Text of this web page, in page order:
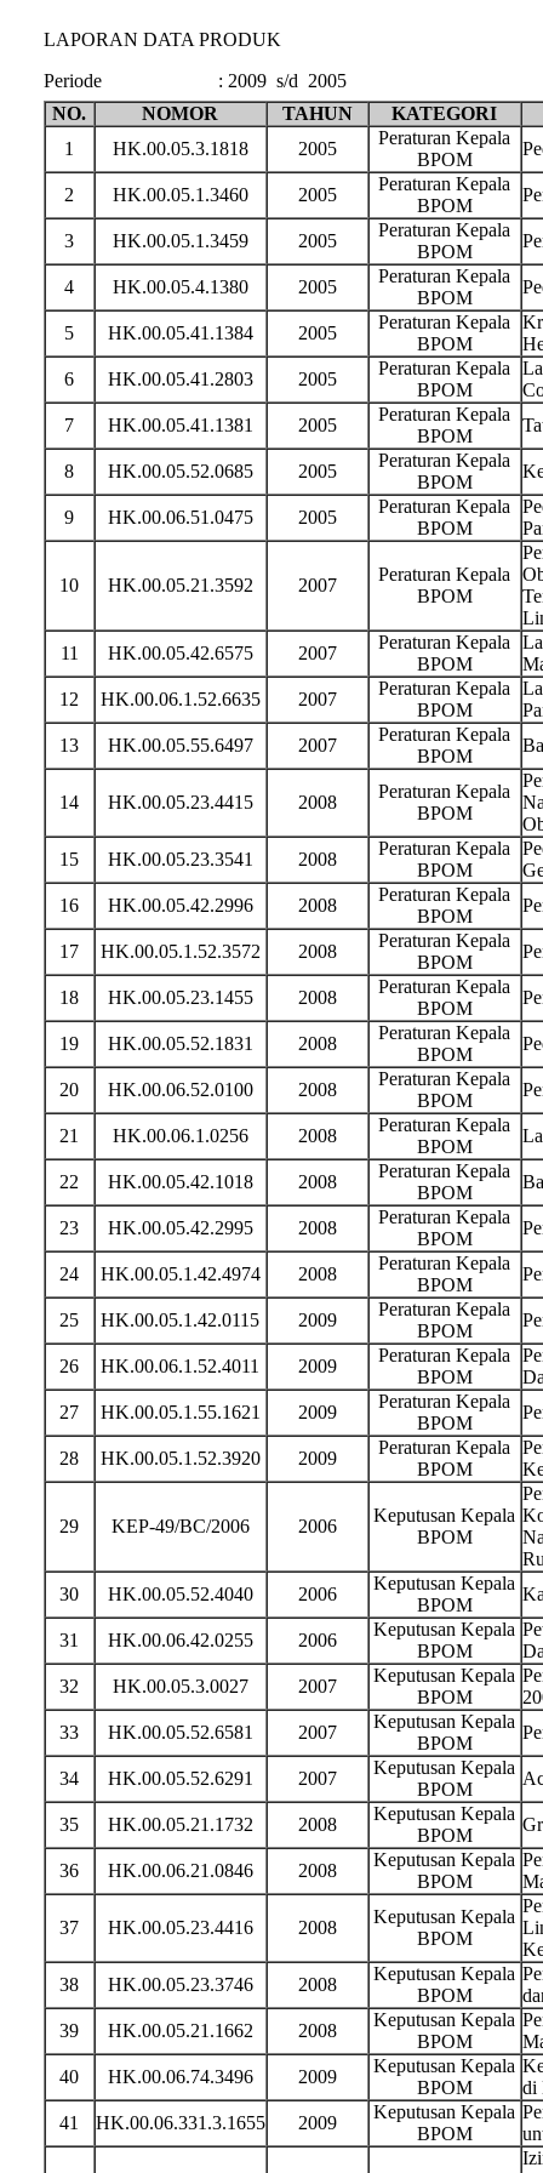
LAPORAN DATA PRODUK
Periode
: 2009 s/d 2005
NO.
NOMOR TAHUN
KATEGORI
1
HK.00.05.3.1818 2005
Peraturan Kepala
BPOM
2 HK.00.05.1.3460 2005
Peraturan Kepala
BPOM
3 HK.00.05.1.3459 2005
Peraturan Kepala
BPOM
4 HK.00.05.4.1380 2005
Peraturan Kepala
BPOM
5 HK.00.05.41.1384 2005
Peraturan Kepala
BPOM
6
HK.00.05.41.2803 2005
Peraturan Kepala
BPOM
7
HK.00.05.41.1381 2005
Peraturan Kepala
BPOM
8 HK.00.05.52.0685 2005
Peraturan Kepala
BPOM
9 HK.00.06.51.0475 2005
Peraturan Kepala
BPOM
10 HK.00.05.21.3592 2007
Peraturan Kepala
BPOM
11
HK.00.05.42.6575 2007
Peraturan Kepala
BPOM
12
HK.00.06.1.52.6635 2007
Peraturan Kepala
BPOM
13
HK.00.05.55.6497 2007
Peraturan Kepala
BPOM
14 HK.00.05.23.4415 2008
Peraturan Kepala
BPOM
15
HK.00.05.23.3541 2008
Peraturan Kepala
BPOM
16
HK.00.05.42.2996 2008
Peraturan Kepala
BPOM
17 HK.00.05.1.52.3572 2008
Peraturan Kepala
BPOM
18 HK.00.05.23.1455 2008
Peraturan Kepala
BPOM
19 HK.00.05.52.1831 2008
Peraturan Kepala
BPOM
20 HK.00.06.52.0100 2008
Peraturan Kepala
BPOM
21 HK.00.06.1.0256 2008
Peraturan Kepala
BPOM
22 HK.00.05.42.1018 2008
Peraturan Kepala
BPOM
23 HK.00.05.42.2995 2008
Peraturan Kepala
BPOM
24 HK.00.05.1.42.4974 2008
Peraturan Kepala
BPOM
25 HK.00.05.1.42.0115 2009
Peraturan Kepala
BPOM
26 HK.00.06.1.52.4011 2009
Peraturan Kepala
BPOM
27
HK.00.05.1.55.1621 2009
Peraturan Kepala
BPOM
28 HK.00.05.1.52.3920 2009
Peraturan Kepala
BPOM
29 KEP-49/BC/2006 2006
Keputusan Kepala
BPOM
30
HK.00.05.52.4040 2006
Keputusan Kepala
BPOM
31 HK.00.06.42.0255 2006
Keputusan Kepala
BPOM
32
HK.00.05.3.0027 2007
Keputusan Kepala
BPOM
33
HK.00.05.52.6581 2007
Keputusan Kepala
BPOM
34 HK.00.05.52.6291 2007
Keputusan Kepala
BPOM
35 HK.00.05.21.1732 2008
Keputusan Kepala
BPOM
36 HK.00.06.21.0846 2008
Keputusan Kepala
BPOM
37 HK.00.05.23.4416 2008
Keputusan Kepala
BPOM
38
HK.00.05.23.3746 2008
Keputusan Kepala
BPOM
39
HK.00.05.21.1662 2008
Keputusan Kepala
BPOM
40
HK.00.06.74.3496 2009
Keputusan Kepala
BPOM
di
41
HK.00.06.331.3.1655 2009
Keputusan Kepala
BPOM